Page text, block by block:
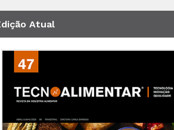
Atual